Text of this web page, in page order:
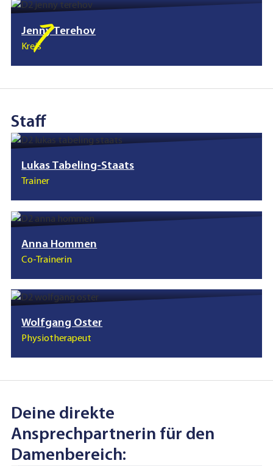
7
Jenny Terehov
Kreis
Staff
Lukas Tabeling-Staats
Trainer
Anna Hommen
Co-Trainerin
Wolfgang Oster
Physiotherapeut
Deine direkte
Ansprechpartnerin für den
Damenbereich: